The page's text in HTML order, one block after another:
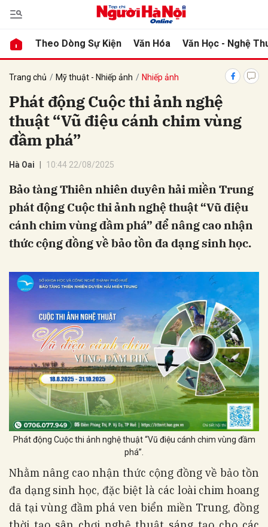
Theo Dòng Sự Kiện Văn Hóa Văn Học - Nghệ
Trang chủ Mỹ thuật - Nhiếp ảnh Nhiếp ảnh
Phát động Cuộc thi ảnh nghệ
thuật “Vũ điệu cánh chim vùng
đầm phá”
Hà Oai 10:44 22/08/2025
Bảo tàng Thiên nhiên duyên hải miền Trung
phát động Cuộc thi ảnh nghệ thuật “Vũ điệu
cánh chim vùng đầm phá” để nâng cao nhận
thức cộng đồng về bảo tồn đa dạng sinh học.
Phát động Cuộc thi ảnh nghệ thuật “Vũ điệu cánh chim vùng đầm
phá”.
Nhằm nâng cao nhận thức cộng đồng về bảo tồn
đa dạng sinh học, đặc biệt là các loài chim hoang
dã tại vùng đầm phá ven biển miền Trung, đồng
luận